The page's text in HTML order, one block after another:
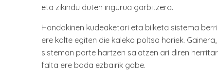
eta zikindu duten ingurua garbitzera.
Hondakinen kudeaketari eta bilketa sistema
ere kalte egiten die kaleko poltsa horiek.
sisteman parte hartzen saiatzen ari diren
falta ere bada ezbairik gabe.